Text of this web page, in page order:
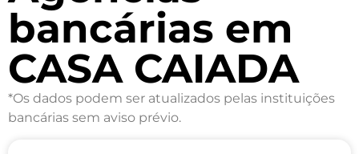
bancárias em
CASA CAIADA
*Os dados podem ser atualizados pelas instituições
bancárias sem aviso prévio.